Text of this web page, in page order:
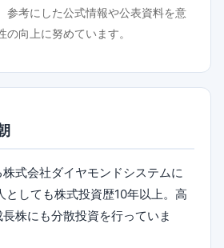
参考にした公式情報や公表資料を意
向上に努めています。
式会社ダイヤモンドシステムに
としても株式投資歴10年以上。高
株にも分散投資を行っていま